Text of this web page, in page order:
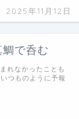
2025年11月12日
で呑む
れなかったことも
つものように予報